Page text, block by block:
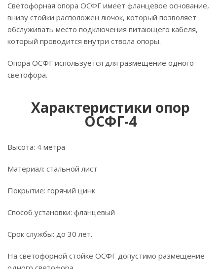
Светофорная опора ОСФГ имеет фланцевое основание,
внизу стойки расположен лючок, который позволяет
обслуживать место подключения питающего кабеля,
который проводится внутри ствола опоры.
Опора ОСФГ используется для размещение одного
светофора.
Характеристики опор
ОСФГ-4
Высота: 4 метра
Материал: стальной лист
Покрытие: горячий цинк
Способ установки: фланцевый
Срок службы: до 30 лет.
На светофорной стойке ОСФГ допустимо размещение